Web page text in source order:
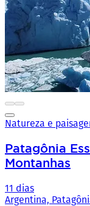
Natureza e
Patagônia
Montanhas
11 dias
Argentina,